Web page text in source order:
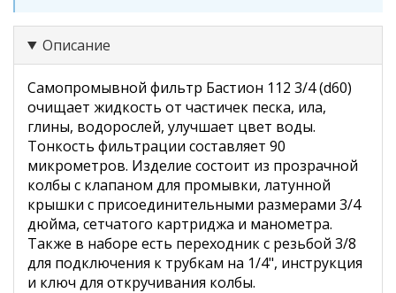
Описание
Самопромывной фильтр Бастион 112 3/4 (d60)
очищает жидкость от частичек песка, ила,
глины, водорослей, улучшает цвет воды.
Тонкость фильтрации составляет 90
микрометров. Изделие состоит из прозрачной
колбы с клапаном для промывки, латунной
крышки с присоединительными размерами 3/4
дюйма, сетчатого картриджа и манометра.
Также в наборе есть переходник с резьбой 3/8
для подключения к трубкам на 1/4", инструкция
и ключ для откручивания колбы.